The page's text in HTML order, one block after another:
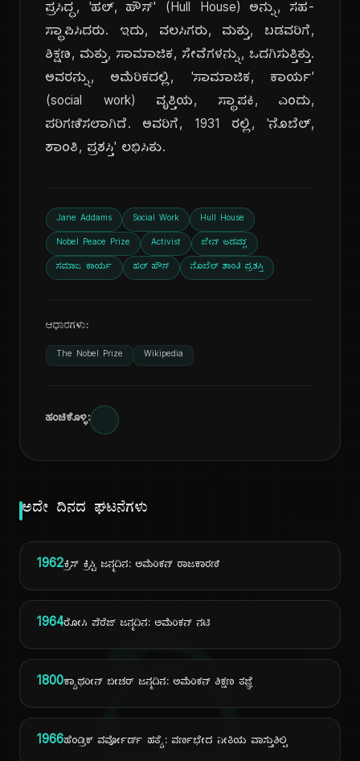
ಪ್ರಸಿದ್ಧ, 'ಹಲ್, ಹೌಸ್' (Hull House) ಅನ್ನು, ಸಹ-
ಸ್ಥಾಪಿಸಿದರು. ಇದು, ವಲಸಿಗರು, ಮತ್ತು, ಬಡವರಿಗೆ,
ಶಿಕ್ಷಣ, ಮತ್ತು, ಸಾಮಾಜಿಕ, ಸೇವೆಗಳನ್ನು, ಒದಗಿಸುತ್ತಿತ್ತು.
ಅವರನ್ನು, ಅಮೆರಿಕದಲ್ಲಿ, 'ಸಾಮಾಜಿಕ, ಕಾರ್ಯ'
(social work) ವೃತ್ತಿಯ, ಸ್ಥಾಪಕಿ, ಎಂದು,
ಪರಿಗಣಿಸಲಾಗಿದೆ. ಅವರಿಗೆ, 1931 ರಲ್ಲಿ, 'ನೊಬೆಲ್,
ಶಾಂತಿ, ಪ್ರಶಸ್ತಿ' ಲಭಿಸಿತು.
Jane Addams Social Work Hull House
Nobel Peace Prize Activist ಜೇನ್ ಆಡಮ್ಸ್
ಸಮಾಜ ಕಾರ್ಯ ಹಲ್ ಹೌಸ್ ನೊಬೆಲ್ ಶಾಂತಿ ಪ್ರಶಸ್ತಿ
ಆಧಾರಗಳು:
The Nobel Prize Wikipedia
ಹಂಚಿಕೊಳ್ಳಿ:
ಅದೇ ದಿನದ ಘಟನೆಗಳು
1962ಕ್ರಿಸ್ ಕ್ರಿಸ್ಟಿ ಜನ್ಮದಿನ: ಅಮೆರಿಕನ್ ರಾಜಕಾರಣಿ
1964ರೋಸಿ ಪೆರೆಜ್ ಜನ್ಮದಿನ: ಅಮೆರಿಕನ್ ನಟಿ
1800ಕ್ಯಾಥರೀನ್ ಬೀಚರ್ ಜನ್ಮದಿನ: ಅಮೆರಿಕನ್ ಶಿಕ್ಷಣ ತಜ್ಞೆ
1966ಹೆಂಡ್ರಿಕ್ ವರ್ವೋರ್ಡ್ ಹತ್ಯೆ: ವರ್ಣಭೇದ ನೀತಿಯ ವಾಸ್ತುಶಿಲ್ಪಿ